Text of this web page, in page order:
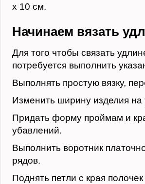
х 10 см.
Начинаем вязать
Для того чтобы связать
потребуется выполнить
Выполнять простую вязку,
Изменить ширину изделия
Придать форму проймам и
убавлений.
Выполнить воротник
рядов.
Поднять петли с края